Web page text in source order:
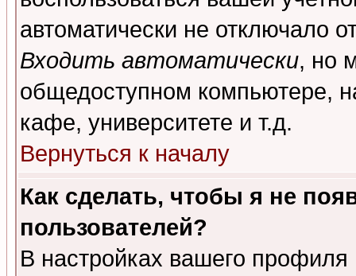
автоматически не отключало
Входить автоматически, но
общедоступном компьютере,
кафе, университете и т.д.
Вернуться к началу
Как сделать, чтобы я не
пользователей?
В настройках вашего